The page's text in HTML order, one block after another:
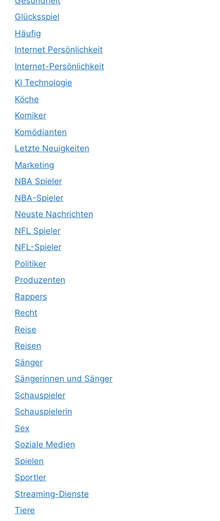
Glücksspiel
Häufig
Internet Persönlichkeit
Internet-Persönlichkeit
KI Technologie
Köche
Komiker
Komödianten
Letzte Neuigkeiten
Marketing
NBA Spieler
NBA-Spieler
Neuste Nachrichten
NFL Spieler
NFL-Spieler
Politiker
Produzenten
Rappers
Recht
Reise
Reisen
Sänger
Sängerinnen und Sänger
Schauspieler
Schauspielerin
Sex
Soziale Medien
Spielen
Sportler
Streaming-Dienste
Tiere